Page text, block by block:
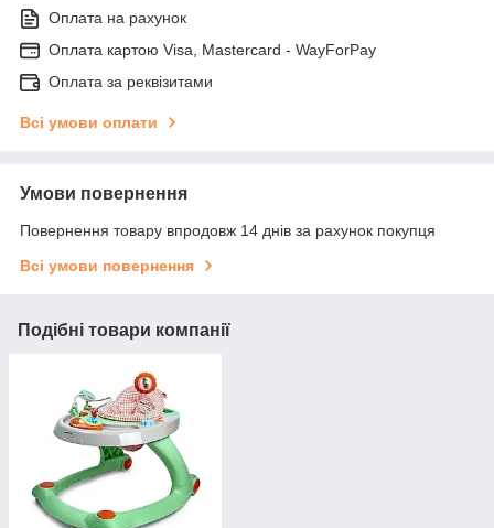
Оплата на рахунок
Оплата картою Visa, Mastercard - WayForPay
Оплата за реквізитами
Всі умови оплати
Умови повернення
Повернення товару впродовж 14 днів за рахунок покупця
Всі умови повернення
Подібні товари компанії